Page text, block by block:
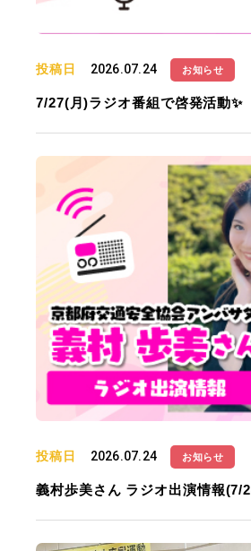
投稿日 2026.07.24 お知らせ
7/27(月)ラジオ番組で啓発活動✨
投稿日 2026.07.24 お知らせ
義村歩美さん ラジオ出演情報(7/